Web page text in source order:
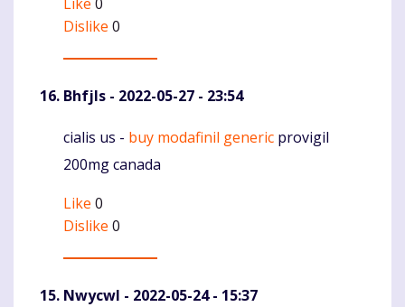
Dislike 0
Bhfjls - 2022-05-27 - 23:54
Komentaras
cialis us - buy modafinil generic provigil
200mg canada
Like 0
Dislike 0
Nwycwl - 2022-05-24 - 15:37